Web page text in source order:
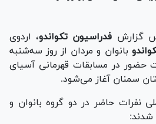
گزارش فدراسیون تکواندو، اردوی
بانوان و مردان از روز سه‌شنبه
در مسابقات قهرمانی آسیای
سمنان آغاز می‌شود.
نفرات حاضر در دو گروه بانوان و
شدند: